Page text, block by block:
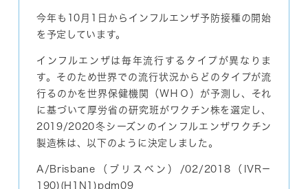
今年も10月1日からインフルエンザ予防接種の開始
を予定しています。
インフルエンザは毎年流行するタイプが異なりま
す。そのため世界での流行状況からどのタイプが流
行るのかを世界保健機関（ＷＨＯ）が予測し、それ
に基づいて厚労省の研究班がワクチン株を選定し、
2019/2020冬シーズンのインフルエンザワクチン
製造株は、以下のように決定しました。
A/Brisbane（ブリスベン）/02/2018（IVR－
190)(H1N1)pdm09